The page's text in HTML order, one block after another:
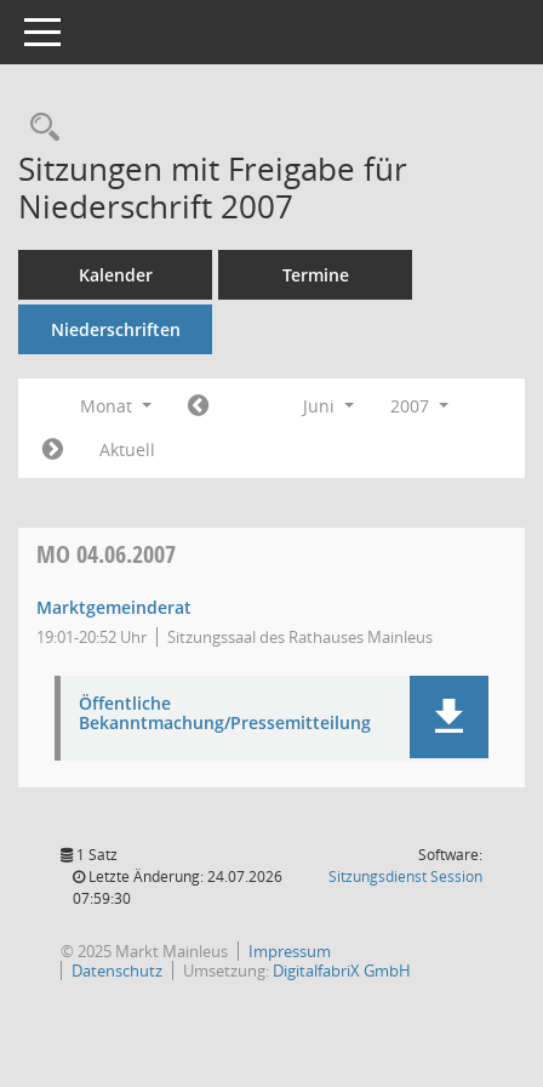
Toggle navigation
Rechercheauswahl
Sitzungen mit Freigabe für
Niederschrift 2007
Kalender Termine
Niederschriften
Monat Juni
2007
Aktuell
MO 04.06.2007
Marktgemeinderat
19:01-20:52 Uhr Sitzungssaal des Rathauses Mainleus
Öffentliche
Bekanntmachung/Pressemitteilung
1 Satz
Letzte Änderung: 24.07.2026
07:59:30
Software:
SitzungsdienstSession(Wird in
© 2025 Markt Mainleus
Impressum
Datenschutz
Umsetzung: DigitalfabriX GmbH